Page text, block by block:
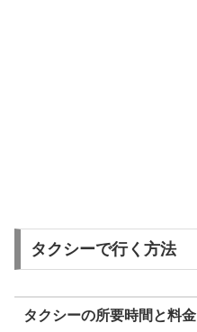
タクシーで行く方法
タクシーの所要時間と料金